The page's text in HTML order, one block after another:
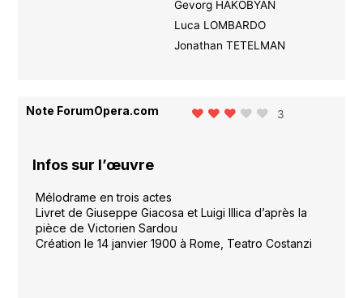
Gevorg HAKOBYAN
Luca LOMBARDO
Jonathan TETELMAN
Note ForumOpera.com 3
Infos sur l’œuvre
Mélodrame en trois actes
Livret de Giuseppe Giacosa et Luigi Illica d’après la
pièce de Victorien Sardou
Création le 14 janvier 1900 à Rome, Teatro Costanzi